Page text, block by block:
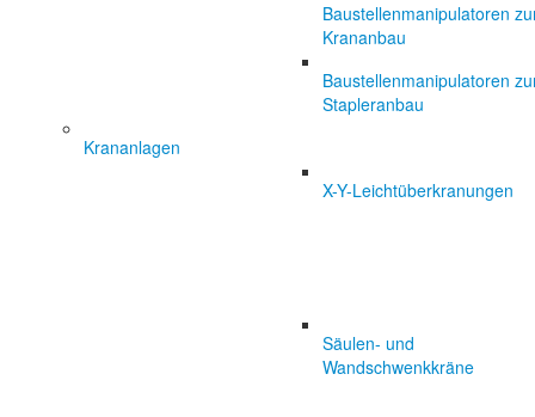
Baustellenmanipulatoren
Krananbau
Baustellenmanipulatoren
Stapleranbau
Krananlagen
X-Y-Leichtüberkranungen
Säulen- und
Wandschwenkkräne